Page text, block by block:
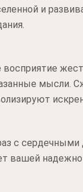
и
мысли.
с
вашей